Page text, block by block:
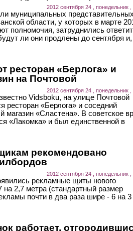
2012 сентября 24 , понедельник ,
муниципальных
области, у которых в марте
полномочия, затруднились
ли они продлены до сентября и,
ресторан «Берлога» и
на Почтовой
2012 сентября 24 , понедельник ,
Vidsboku, на улице Почтовой
ресторан «Берлога» и соседний
магазин «Сластена». В советское
«Лакомка» и был единственной в
рекомендовано
2012 сентября 24 , понедельник ,
рекламные щиты нового
на 2,7 метра (стандартный размер
почти в два раза шире - 6 на 3
работает,